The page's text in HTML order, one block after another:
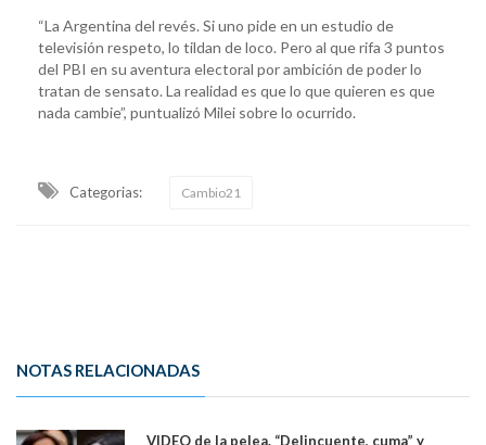
“La Argentina del revés. Si uno pide en un estudio de
televisión respeto, lo tildan de loco. Pero al que rifa 3 puntos
del PBI en su aventura electoral por ambición de poder lo
tratan de sensato. La realidad es que lo que quieren es que
nada cambie”, puntualizó Milei sobre lo ocurrido.
Categorias: Cambio21
NOTAS RELACIONADAS
VIDEO de la pelea. “Delincuente, cuma” y